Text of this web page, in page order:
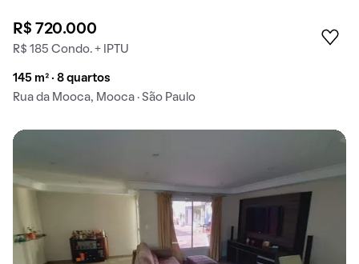
R$ 720.000
R$ 185 Condo. + IPTU
145 m² · 8 quartos
Rua da Mooca, Mooca · São Paulo